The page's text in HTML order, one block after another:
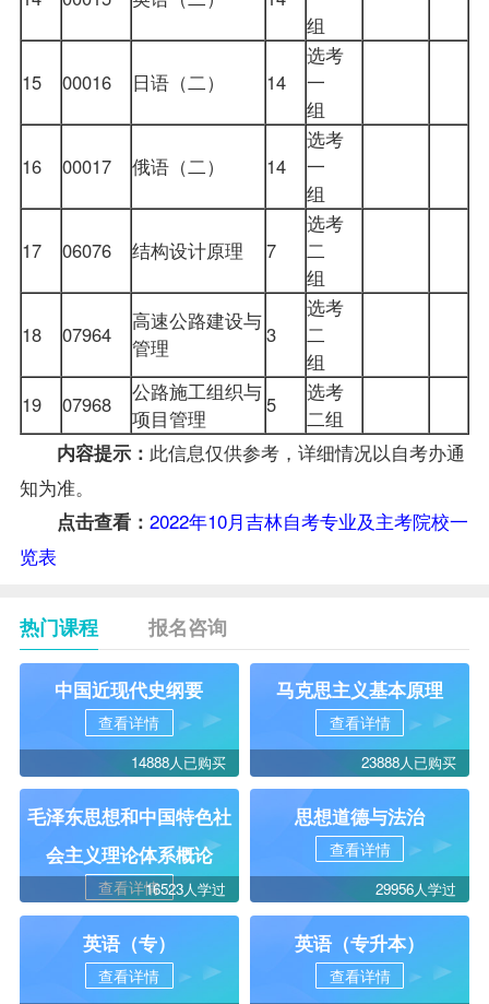
组
15 00016 日语（二） 14
选考
一
组
16 00017 俄语（二） 14
选考
一
组
17 06076 结构设计原理 7
选考
二
组
18 07964
高速公路建设与
管理
3
选考
二
组
19 07968 公路施工组织与
项目管理
5
选考
二组
内容提示： 此信息仅供参考，详细情况以自考办通
知为准。
点击查看： 2022年10月吉林自考专业及主考院校一
览表
热门课程 报名咨询
中国近现代史纲要
查看详情
14888人已购买
马克思主义基本原理
查看详情
23888人已购买
毛泽东思想和中国特色社
会主义理论体系概论
查看详情16523人学过
思想道德与法治
查看详情
29956人学过
英语（专）
查看详情
英语（专升本）
查看详情